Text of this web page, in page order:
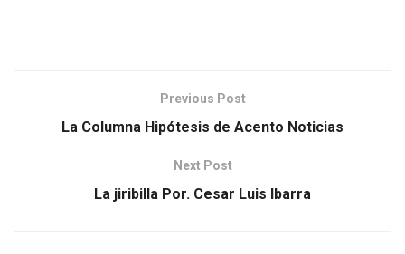
Previous Post
La Columna Hipótesis de Acento Noticias
Next Post
La jiribilla Por. Cesar Luis Ibarra